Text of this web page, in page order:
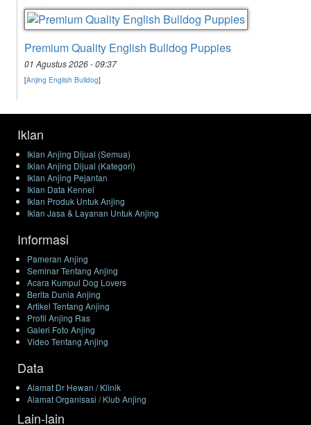
Premium Quality English Bulldog Puppies
01 Agustus 2026 - 09:37
[Anjing English Bulldog]
Iklan
Iklan Anjing Dijual (Semua)
Iklan Anjing Dijual (Kategori)
Iklan Anjing Pejantan
Iklan Data Kennel
Iklan Produk Untuk Anjing
Iklan Jasa & Layanan Untuk Anjing
Informasi
Pameran Anjing
Seminar Tentang Anjing
Acara Kumpul Dog Lovers
Berita Dunia Anjing
Artikel Tentang Anjing
Profil Anjing Ras
Galeri Foto Anjing
Video Tentang Anjing
Data
Alamat Dr Hewan / Klinik
Alamat Organisasi / Klub Anjing
Lain-lain